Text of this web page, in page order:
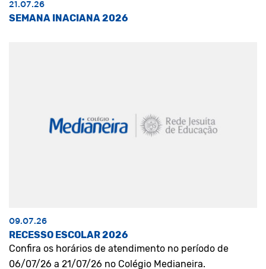
21.07.26
SEMANA INACIANA 2026
09.07.26
RECESSO ESCOLAR 2026
Confira os horários de atendimento no período de
06/07/26 a 21/07/26 no Colégio Medianeira.